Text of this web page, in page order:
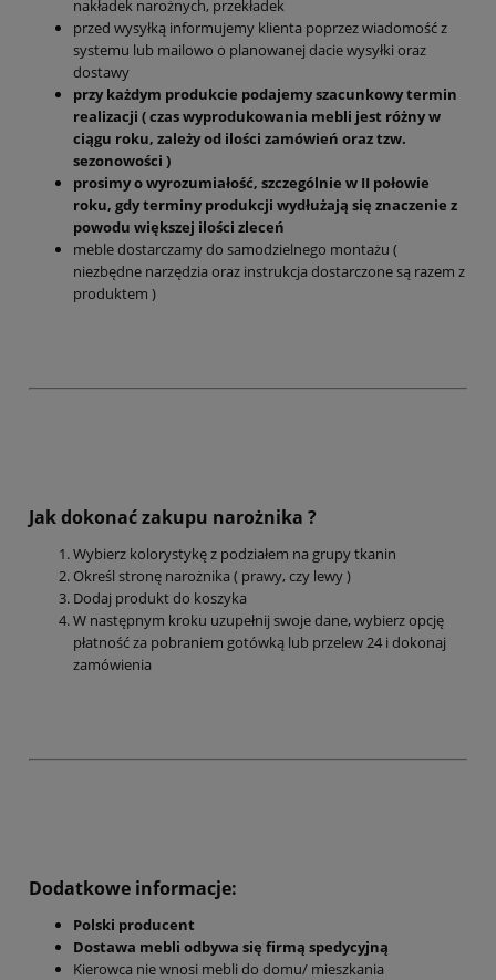
nakładek narożnych, przekładek
przed wysyłką informujemy klienta poprzez wiadomość z
systemu lub mailowo o planowanej dacie wysyłki oraz
dostawy
przy każdym produkcie podajemy szacunkowy termin
realizacji ( czas wyprodukowania mebli jest różny w
ciągu roku, zależy od ilości zamówień oraz tzw.
sezonowości )
prosimy o wyrozumiałość, szczególnie w II połowie
roku, gdy terminy produkcji wydłużają się znaczenie z
powodu większej ilości zleceń
meble dostarczamy do samodzielnego montażu (
niezbędne narzędzia oraz instrukcja dostarczone są razem z
produktem )
Jak dokonać zakupu narożnika ?
Wybierz kolorystykę z podziałem na grupy tkanin
Określ stronę narożnika ( prawy, czy lewy )
Dodaj produkt do koszyka
W następnym kroku uzupełnij swoje dane, wybierz opcję
płatność za pobraniem gotówką lub przelew 24 i dokonaj
zamówienia
Dodatkowe informacje:
Polski producent
Dostawa mebli odbywa się firmą spedycyjną
Kierowca nie wnosi mebli do domu/ mieszkania